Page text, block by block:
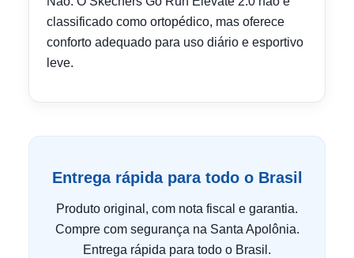
classificado como ortopédico, mas oferece
conforto adequado para uso diário e esportivo
leve.
Entrega rápida para todo o Brasil
Produto original, com nota fiscal e garantia.
Compre com segurança na Santa Apolônia.
Entrega rápida para todo o Brasil.